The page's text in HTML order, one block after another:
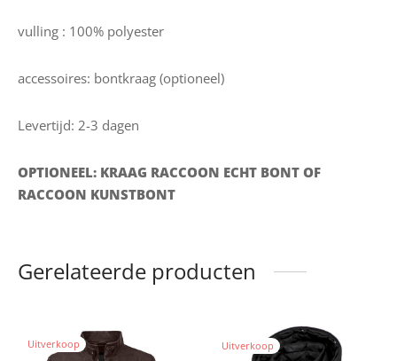
vulling : 100% polyester
accessoires: bontkraag (optioneel)
Levertijd: 2-3 dagen
OPTIONEEL: KRAAG RACCOON ECHT BONT OF
RACCOON KUNSTBONT
Gerelateerde producten
Uitverkoop Uitverkoop